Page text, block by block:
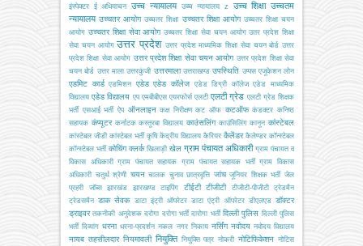
इंस्पेक्टर ई अधियाचन उच्च न्यायालय उच्च न्यायालय z उच्च शिक्षा उच्चतम
न्यायालय उच्चतर आयोग उच्चतर शिक्षा उच्चतर शिक्षा आयोग उच्चतर शिक्षा चयन
आयोग उच्चतर शिक्षा सेवा आयोग उच्चतर शिक्षा सेवा चयन आयोग उतर प्रदेश शिक्षा
सेवा चयन आयोग उत्तर प्रदेश उत्तर प्रदेश माध्यमिक शिक्षा सेवा चयन बोर्ड उत्तर
प्रदेश शिक्षा सेवा आयोग उत्तर प्रदेश शिक्षा सेवा चयन आयोग उत्तर प्रदेश शिक्षा सेवा
चयन बोर्ड उत्तर माला उत्तरकुंजी उत्तरमाला उत्तराखण्ड उपस्थिति उप्पस एजूकेशन लोन
एडमिट कार्ड एडमिशन एडेड एडेड कॉलेज एडेड डिग्री कॉलेज एडेड माध्यमिक
विद्यालय एडेड विद्यालय एप एमबीबीएस एयरफोर्स एलटी एलटी ग्रेड एलटी ग्रेड शिक्षक
भर्ती एसआई भर्ती ऐप ऑनलाइन कक्ष निरीक्षण कट ऑफ कटऑफ कंडक्टर कनिष्ठ
सहायक कंप्यूटर कर्नाटक कस्तूरबा विद्यालय काउंसलिंग काउंसिलिंग कानून कांस्टेबल
कांस्टेबल जीडी कांस्टेबल भर्ती कृषि केंद्रीय विद्यालय कैरियर कैलेंडर कैलेण्डर कॉन्स्टेबल
कॉन्स्टेबल भर्ती कोचिंग क्लर्क खिलाड़ी खेल ग्राम पंचायत अधिकारी ग्राम पंचायत व
विकास अधिकारी ग्राम पंचायत सहायक ग्राम पंचायत सहायक भर्ती ग्राम विकास
अधिकारी चतुर्थ श्रेणी चयन चालक चुनाव छात्रवृत्ति जांच जूनियर शिक्षक भर्ती जेल
प्रहरी
जॉब्स झारखंड झारखण्ड टाइपिंग टीईटी टीजीटी टीजीटी-पीजीटी
ट्रेडमैन
ट्रेडसमैन डाक सेवक डाटा इंट्री ऑपरेटर डाटा एंट्री ऑपरेटर डीएलएड डॉक्टर
ड्राइवर तकनीकी अनुदेशक दरोगा दरोगा भर्ती दारोगा भर्ती दिल्ली पुलिस दिल्ली पुलिस
भर्ती दिव्यांग धरना धरना-प्रदर्शन नकल नगर निकाय नर्सिंग नवोदय नवोदय विद्यालय
नायब तहसीलदार नियमावली नियुक्ति नियुक्ति पत्र नोकरी नोटिफिकेशन नोटिस